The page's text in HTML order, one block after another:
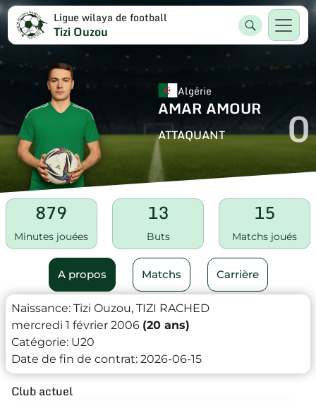
Ligue wilaya de football
Tizi Ouzou
Algérie
AMAR AMOUR
ATTAQUANT 0
879
Minutes jouées
13
Buts
15
Matchs joués
A propos Matchs Carrière
Naissance: Tizi Ouzou, TIZI RACHED
mercredi 1 février 2006 (20 ans)
Catégorie: U20
Date de fin de contrat: 2026-06-15
Club actuel